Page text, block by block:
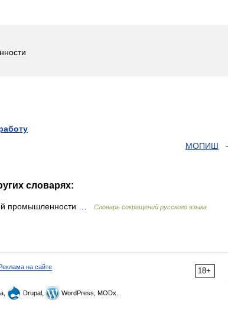
МОПИШ
словарях:
промышленности … Словарь сокращений русского языка
18+
на сайте
Drupal, WordPress, MODx.